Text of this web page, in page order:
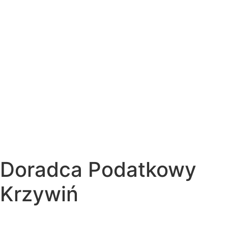
Doradca Podatkowy
Krzywiń